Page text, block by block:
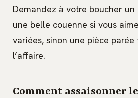
Demandez à votre boucher
une belle couenne si vous
variées, sinon une pièce
l’affaire.
Comment assaisonner